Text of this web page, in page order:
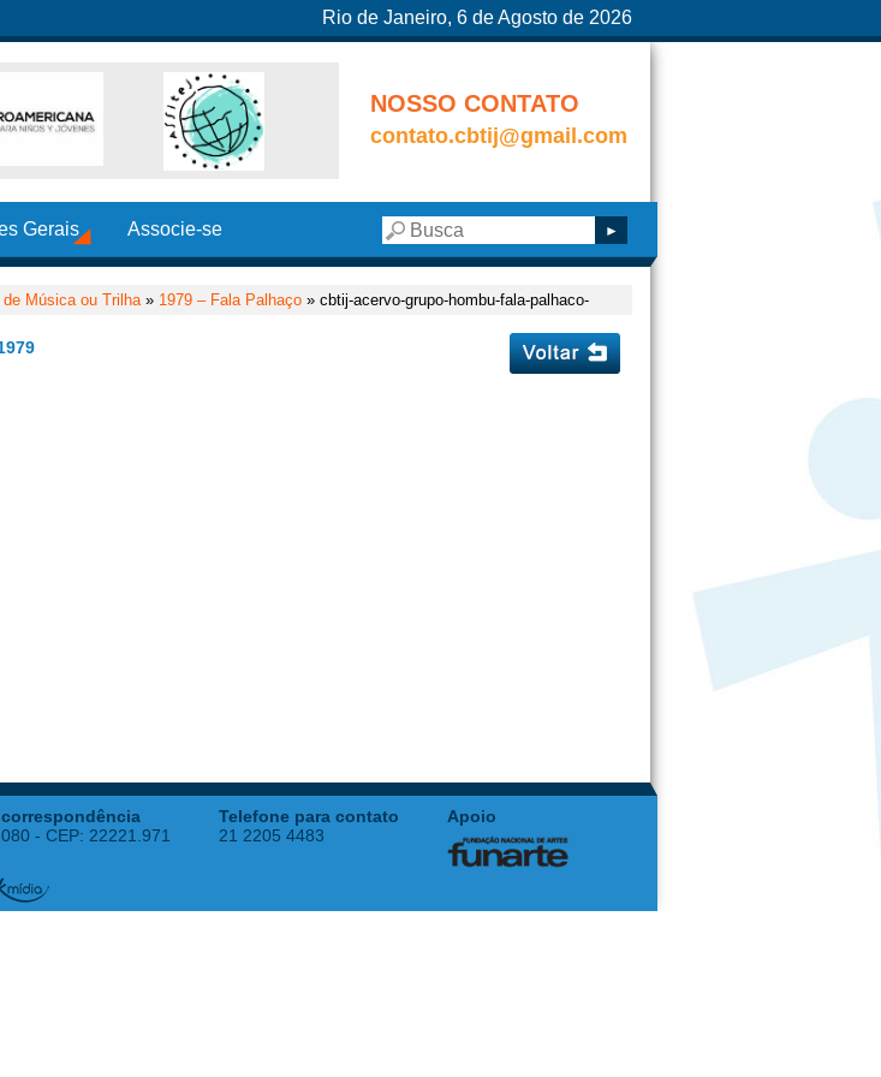
Rio de Janeiro, 6 de Agosto de 2026
NOSSO CONTATO
contato.cbtij@gmail.com
Gerais Associe-se
Música ou Trilha» 1979 – Fala Palhaço » cbtij-acervo-grupo-hombu-fala-palhaco-
- CEP: 22221.971
Telefone para contato
21 2205 4483
Apoio